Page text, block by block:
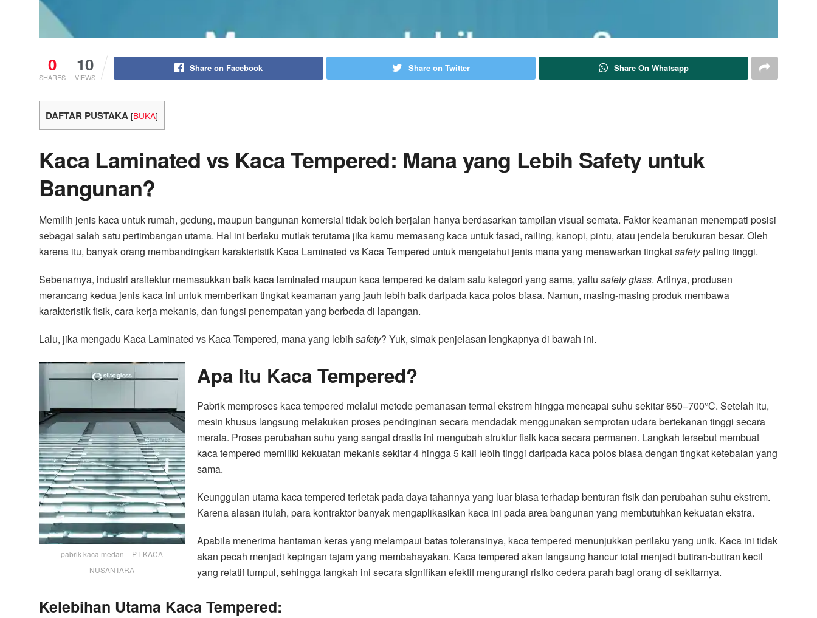
0
SHARES
10
VIEWS
Share on Facebook Share on Twitter Share On Whatsapp
DAFTAR PUSTAKA [BUKA]
Kaca Laminated vs Kaca Tempered: Mana yang Lebih Safety untuk
Bangunan?
Memilih jenis kaca untuk rumah, gedung, maupun bangunan komersial tidak boleh berjalan hanya berdasarkan tampilan visual semata. Faktor keamanan menempati posisi
sebagai salah satu pertimbangan utama. Hal ini berlaku mutlak terutama jika kamu memasang kaca untuk fasad, railing, kanopi, pintu, atau jendela berukuran besar. Oleh
karena itu, banyak orang membandingkan karakteristik Kaca Laminated vs Kaca Tempered untuk mengetahui jenis mana yang menawarkan tingkatsafetypaling tinggi.
Sebenarnya, industri arsitektur memasukkan baik kaca laminated maupun kaca tempered ke dalam satu kategori yang sama, yaitu safety glass. Artinya, produsen
merancang kedua jenis kaca ini untuk memberikan tingkat keamanan yang jauh lebih baik daripada kaca polos biasa. Namun, masing-masing produk membawa
karakteristik fisik, cara kerja mekanis, dan fungsi penempatan yang berbeda di lapangan.
Lalu, jika mengadu Kaca Laminated vs Kaca Tempered, mana yang lebih safety? Yuk, simak penjelasan lengkapnya di bawah ini.
pabrik kaca medan – PT KACA
NUSANTARA
Apa Itu Kaca Tempered?
Pabrik memproses kaca tempered melalui metode pemanasan termal ekstrem hingga mencapai suhu sekitar 650–700°C. Setelah itu,
mesin khusus langsung melakukan proses pendinginan secara mendadak menggunakan semprotan udara bertekanan tinggi secara
merata. Proses perubahan suhu yang sangat drastis ini mengubah struktur fisik kaca secara permanen. Langkah tersebut membuat
kaca tempered memiliki kekuatan mekanis sekitar 4 hingga 5 kali lebih tinggi daripada kaca polos biasa dengan tingkat ketebalan yang
sama.
Keunggulan utama kaca tempered terletak pada daya tahannya yang luar biasa terhadap benturan fisik dan perubahan suhu ekstrem.
Karena alasan itulah, para kontraktor banyak mengaplikasikan kaca ini pada area bangunan yang membutuhkan kekuatan ekstra.
Apabila menerima hantaman keras yang melampaui batas toleransinya, kaca tempered menunjukkan perilaku yang unik. Kaca ini tidak
akan pecah menjadi kepingan tajam yang membahayakan. Kaca tempered akan langsung hancur total menjadi butiran-butiran kecil
yang relatif tumpul, sehingga langkah ini secara signifikan efektif mengurangi risiko cedera parah bagi orang di sekitarnya.
Kelebihan Utama Kaca Tempered: